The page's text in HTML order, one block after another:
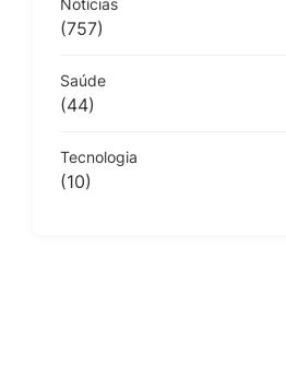
Notícias
(757)
Saúde
(44)
Tecnologia
(10)